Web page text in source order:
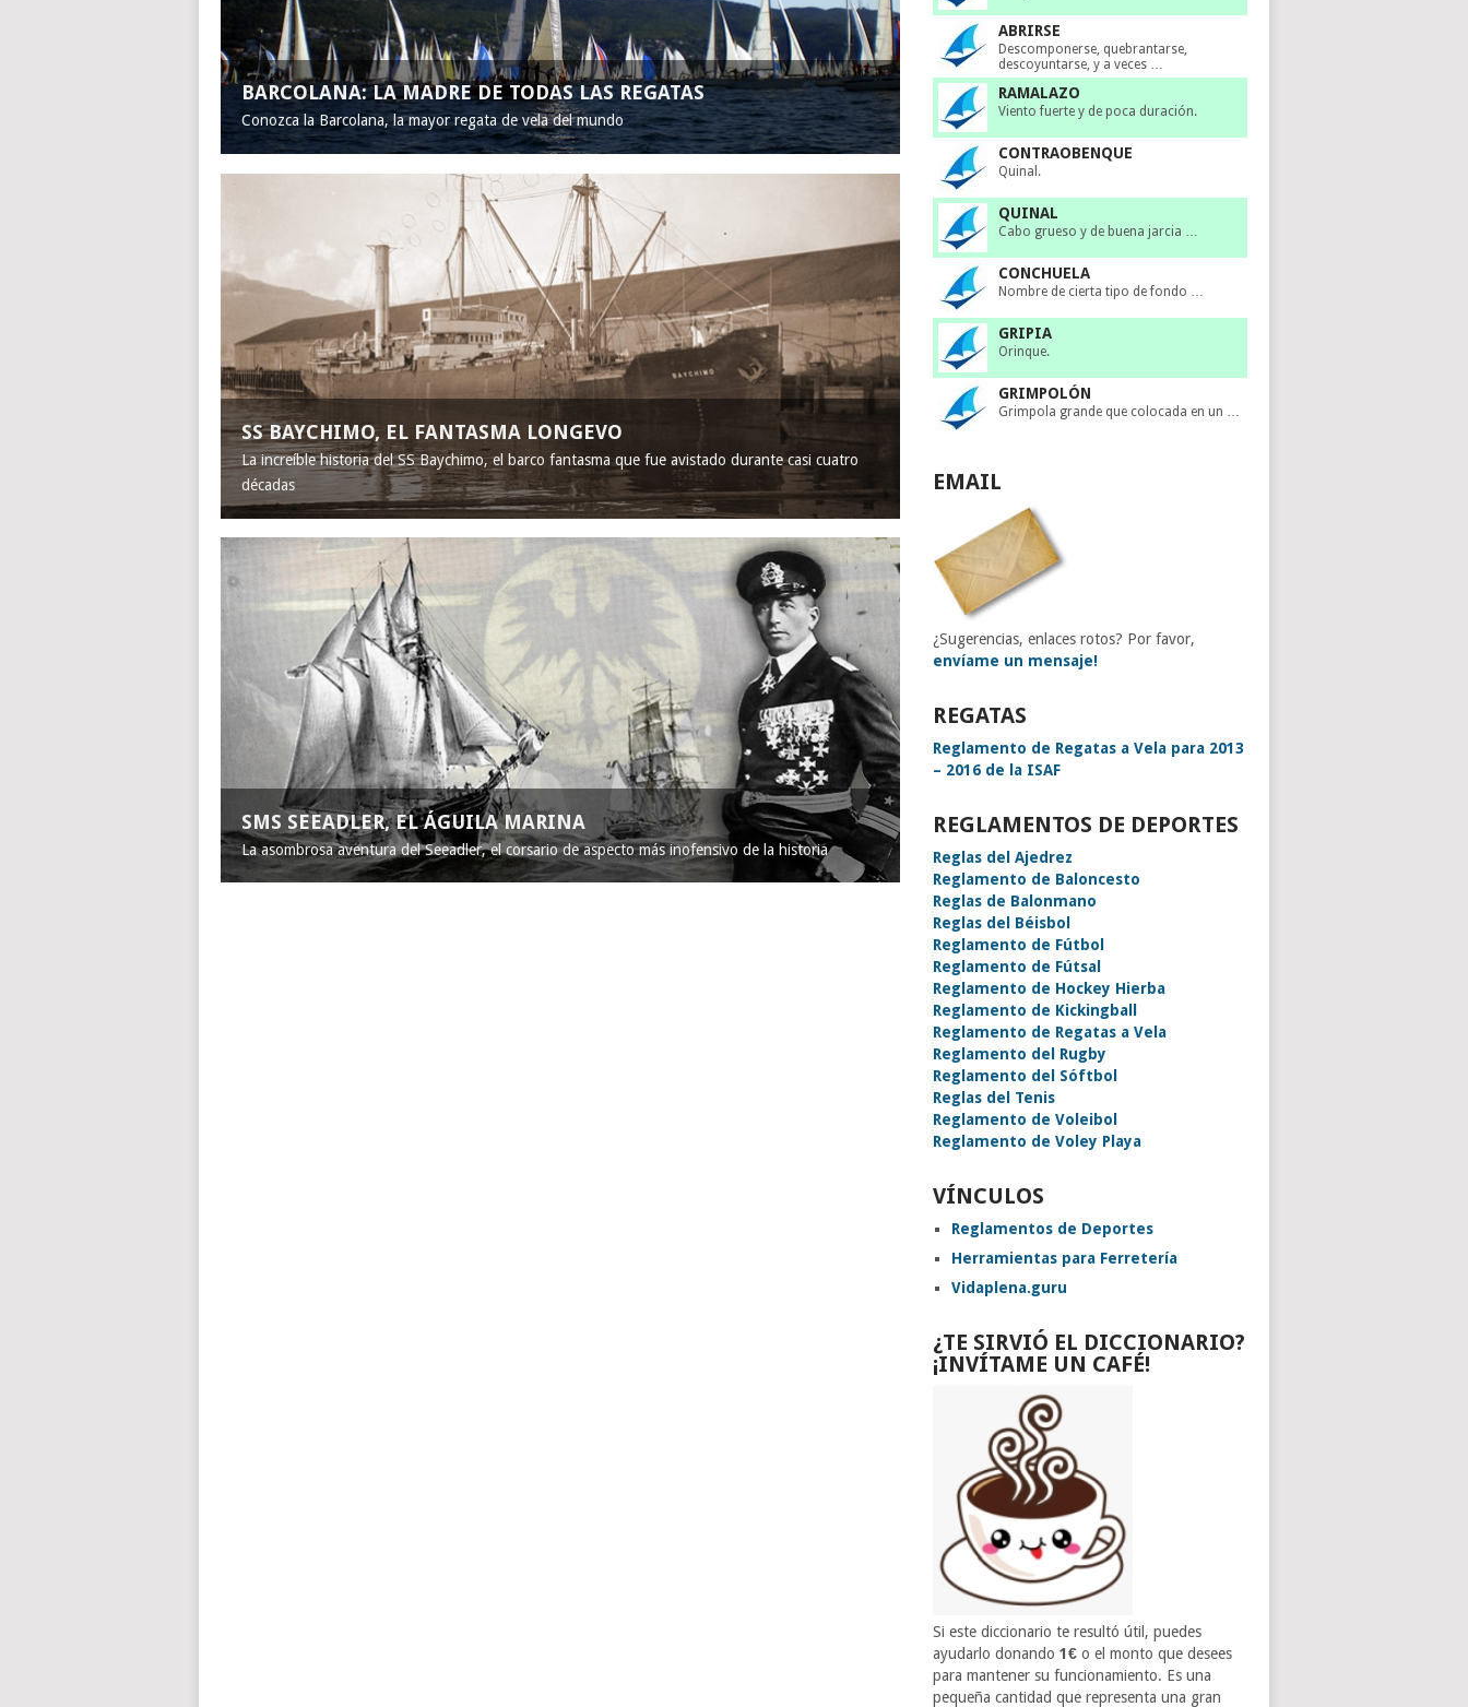
BARCOLANA: LA MADRE DE TODAS LAS REGATAS
Conozca la Barcolana, la mayor regata de vela del mundo
SS BAYCHIMO, EL FANTASMA LONGEVO
La increíble historia del SS Baychimo, el barco fantasma que fue avistado durante casi cuatro
décadas
SMS SEEADLER, EL ÁGUILA MARINA
La asombrosa aventura del Seeadler, el corsario de aspecto más inofensivo de la historia
ABRIRSE
Descomponerse, quebrantarse,
descoyuntarse, y a veces …
RAMALAZO
Viento fuerte y de poca duración.
CONTRAOBENQUE
Quinal.
QUINAL
Cabo grueso y de buena jarcia …
CONCHUELA
Nombre de cierta tipo de fondo …
GRIPIA
Orinque.
GRIMPOLÓN
Grimpola grande que colocada en un …
EMAIL
¿Sugerencias, enlaces rotos? Por favor,
envíame un mensaje!
REGATAS
Reglamento de Regatas a Vela para 2013
– 2016 de la ISAF
REGLAMENTOS DE DEPORTES
Reglas del Ajedrez
Reglamento de Baloncesto
Reglas de Balonmano
Reglas del Béisbol
Reglamento de Fútbol
Reglamento de Fútsal
Reglamento de Hockey Hierba
Reglamento de Kickingball
Reglamento de Regatas a Vela
Reglamento del Rugby
Reglamento del Sóftbol
Reglas del Tenis
Reglamento de Voleibol
Reglamento de Voley Playa
VÍNCULOS
Reglamentos de Deportes
Herramientas para Ferretería
Vidaplena.guru
¿TE SIRVIÓ EL DICCIONARIO?
¡INVÍTAME UN CAFÉ!
Si este diccionario te resultó útil, puedes
ayudarlo donando1€ o el monto que desees
para mantener su funcionamiento. Es una
pequeña cantidad que representa una gran